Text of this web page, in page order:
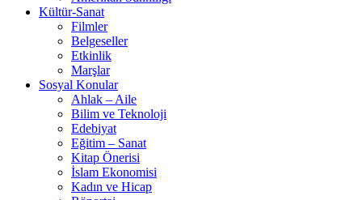
Kültür-Sanat
Filmler
Belgeseller
Etkinlik
Marşlar
Sosyal Konular
Ahlak – Aile
Bilim ve Teknoloji
Edebiyat
Eğitim – Sanat
Kitap Önerisi
İslam Ekonomisi
Kadın ve Hicap